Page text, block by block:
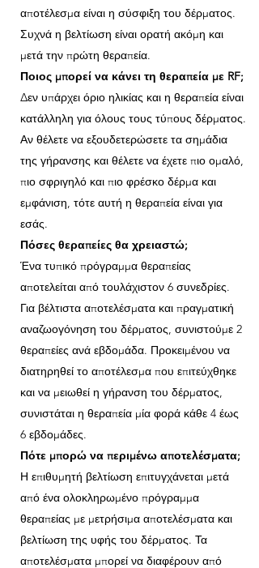
αποτέλεσμα είναι η σύσφιξη του δέρματος.
Συχνά η βελτίωση είναι ορατή ακόμη και
μετά την πρώτη θεραπεία.
Ποιος μπορεί να κάνει τη θεραπεία με RF;
Δεν υπάρχει όριο ηλικίας και η θεραπεία είναι
κατάλληλη για όλους τους τύπους δέρματος.
Αν θέλετε να εξουδετερώσετε τα σημάδια
της γήρανσης και θέλετε να έχετε πιο ομαλό,
πιο σφριγηλό και πιο φρέσκο ​​δέρμα και
εμφάνιση, τότε αυτή η θεραπεία είναι για
εσάς.
Πόσες θεραπείες θα χρειαστώ;
Ένα τυπικό πρόγραμμα θεραπείας
αποτελείται από τουλάχιστον 6 συνεδρίες.
Για βέλτιστα αποτελέσματα και πραγματική
αναζωογόνηση του δέρματος, συνιστούμε 2
θεραπείες ανά εβδομάδα. Προκειμένου να
διατηρηθεί το αποτέλεσμα που επιτεύχθηκε
και να μειωθεί η γήρανση του δέρματος,
συνιστάται η θεραπεία μία φορά κάθε 4 έως
6 εβδομάδες.
Πότε μπορώ να περιμένω αποτελέσματα;
Η επιθυμητή βελτίωση επιτυγχάνεται μετά
από ένα ολοκληρωμένο πρόγραμμα
θεραπείας με μετρήσιμα αποτελέσματα και
βελτίωση της υφής του δέρματος. Τα
αποτελέσματα μπορεί να διαφέρουν από